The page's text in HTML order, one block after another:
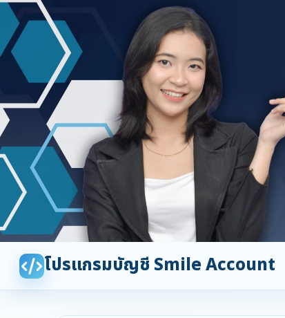
โปรแกรมบัญชี Smile Account